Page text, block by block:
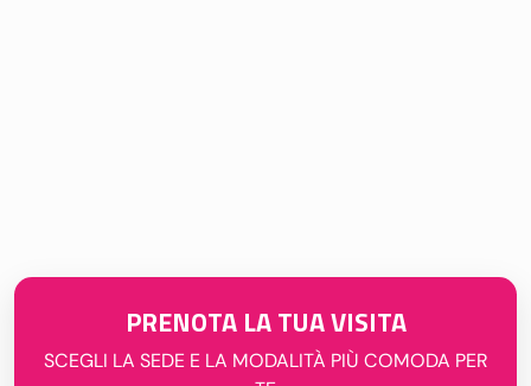
PRENOTA LA TUA VISITA
SCEGLI LA SEDE E LA MODALITÀ PIÙ COMODA PER